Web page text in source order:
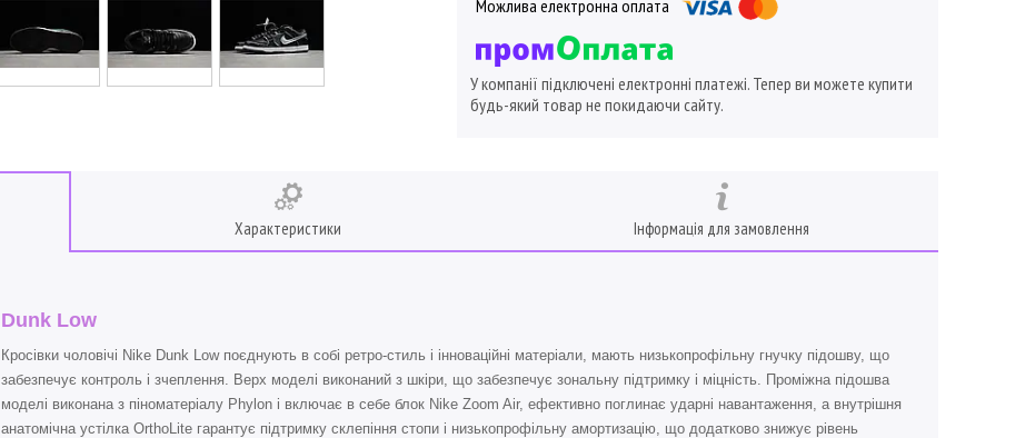
У компанії підключені електронні платежі. Тепер ви можете купити
будь-який товар не покидаючи сайту.
Характеристики Інформація для замовлення
Dunk Low
Кросівки чоловічі Nike Dunk Low поєднують в собі ретро-стиль і інноваційні матеріали, мають низькопрофільну гнучку підошву, що
забезпечує контроль і зчеплення. Верх моделі виконаний з шкіри, що забезпечує зональну підтримку і міцність. Проміжна підошва
моделі виконана з піноматеріалу Phylon і включає в себе блок Nike Zoom Air, ефективно поглинає ударні навантаження, а внутрішня
анатомічна устілка OrthoLite гарантує підтримку склепіння стопи і низькопрофільну амортизацію, що додатково знижує рівень